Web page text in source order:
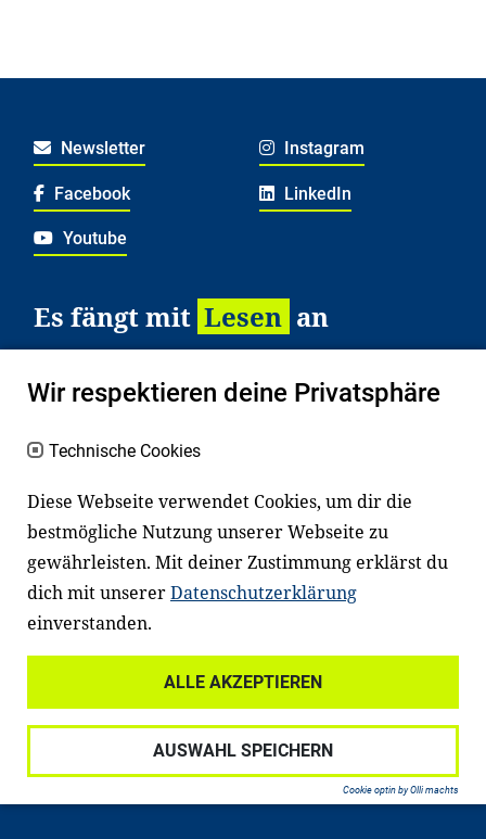
Newsletter Instagram
Facebook LinkedIn
Youtube
Es fängt mit Lesen an
macht den positiven Unterschied:
Es erleichtert den Zugang zu Bildung und
Kinder und Jugendliche in Deutschland
haben aber große Schwierigkeiten dabei.
Unser Angebot richtet sich deshalb gezielt
an Familien sowie an Erzieher*innen,
Fachexpert*innen. Dafür arbeiten wir eng
mit Ministerien, wissenschaftlichen
Einrichtungen, Verbänden, Unternehmen
und anderen Stiftungen zusammen.
Wir respektieren deine Privatsphäre
Technische Cookies
Diese Webseite verwendet Cookies, um dir die
bestmögliche Nutzung unserer Webseite zu
gewährleisten. Mit deiner Zustimmung erklärst du
dich mit unsererDatenschutzerklärung
einverstanden.
ALLE AKZEPTIEREN
AUSWAHL SPEICHERN
Cookie optin by Olli machts